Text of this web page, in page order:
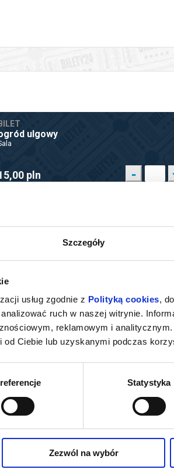
Szczegóły
usług zgodnie z Polityką cookies,
ruch w naszej witrynie.
reklamowym i
Ciebie lub uzyskanymi podczas
Statystyka
Zezwól na wybór
automatyczny zwrot środków
ulgowy
pln -
dla seniora
do pałacu dla mieszkańca gm.
pln -
BILET
Sala